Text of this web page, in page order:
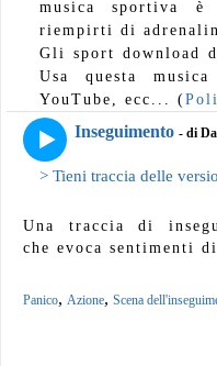
musica sportiva
riempirti di
Gli sport download
Usa questa
YouTube, ecc... (
Inseguimento - di
> Tieni traccia delle
Una traccia di
che evoca sentimenti
Panico, Azione, Scena